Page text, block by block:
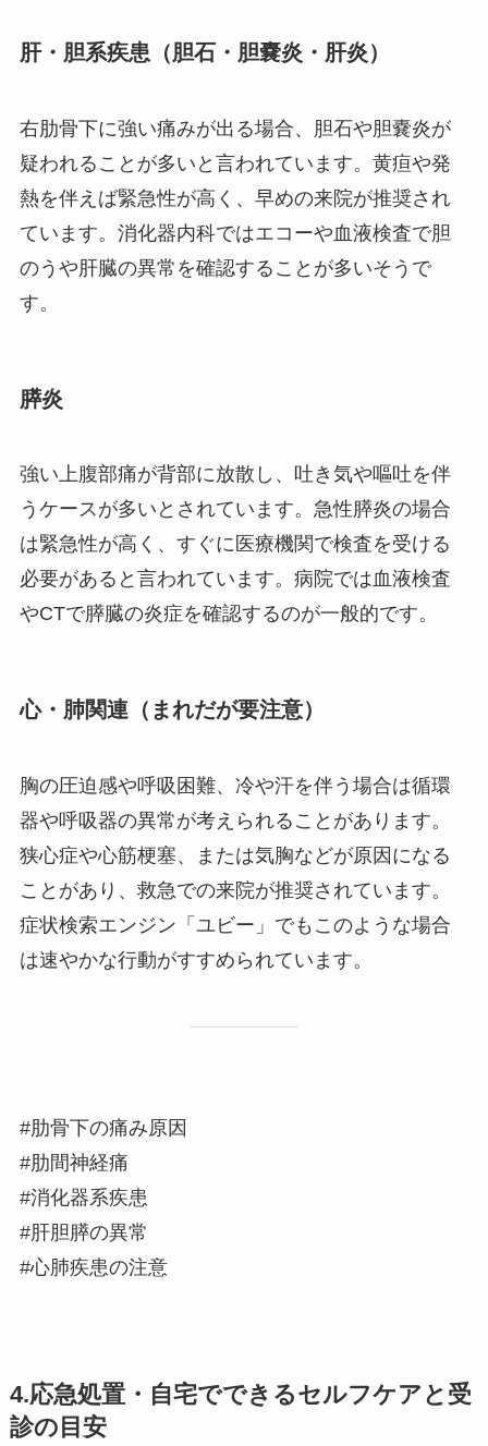
肝・胆系疾患（胆石・胆嚢炎・肝炎）
右肋骨下に強い痛みが出る場合、胆石や胆嚢炎が
疑われることが多いと言われています。黄疸や発
熱を伴えば緊急性が高く、早めの来院が推奨され
ています。消化器内科ではエコーや血液検査で胆
のうや肝臓の異常を確認することが多いそうで
す。
膵炎
強い上腹部痛が背部に放散し、吐き気や嘔吐を伴
うケースが多いとされています。急性膵炎の場合
は緊急性が高く、すぐに医療機関で検査を受ける
必要があると言われています。病院では血液検査
やCTで膵臓の炎症を確認するのが一般的です。
心・肺関連（まれだが要注意）
胸の圧迫感や呼吸困難、冷や汗を伴う場合は循環
器や呼吸器の異常が考えられることがあります。
狭心症や心筋梗塞、または気胸などが原因になる
ことがあり、救急での来院が推奨されています。
症状検索エンジン「ユビー」でもこのような場合
は速やかな行動がすすめられています。
#肋骨下の痛み原因
#肋間神経痛
#消化器系疾患
#肝胆膵の異常
#心肺疾患の注意
4.応急処置・自宅でできるセルフケアと受
診の目安